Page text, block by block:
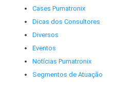
Cases Pumatronix
Dicas dos Consultores
Diversos
Eventos
Notícias Pumatronix
Segmentos de Atuação